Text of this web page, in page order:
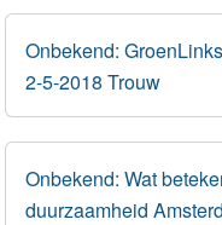
Onbekend:
2-5-2018 Trouw
Onbekend: Wat
duurzaamheid